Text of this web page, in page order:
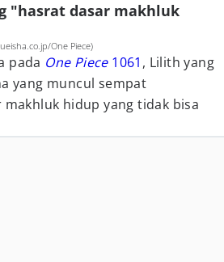
"hasrat dasar makhluk
One Piece)
pada One Piece 1061 , Lilith yang
yang muncul sempat
hidup yang tidak bisa